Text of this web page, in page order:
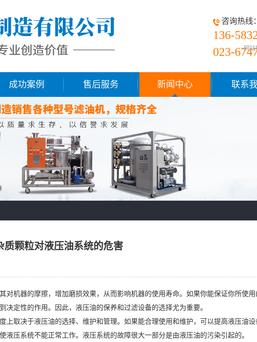
咨询热线：
136-
023-
网站
成功案例 售后服务 新闻中心 联系我
质颗粒对液压油系统的危害
机器的摩擦，增加磨损效果，从而影响机器的使用寿命。如果你能保证你所使用
决定性的作用。因此，液压油的保养和过滤设备的选择尤为重要。
取决于液压油的选择、维护和管理。如果能合理使用和维护，可以提高液压油设
液压系统不能正常工作。液压系统的故障很大一部分是由液压油的污染引起的。